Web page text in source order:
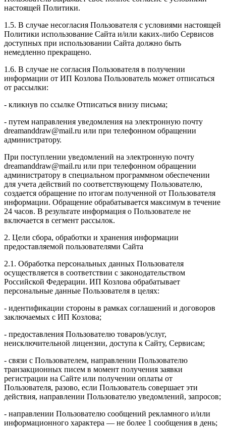
настоящей Политики.
1.5. В случае несогласия Пользователя с условиями настоящей
Политики использование Сайта и/или каких-либо Сервисов
доступных при использовании Сайта должно быть
немедленно прекращено.
1.6. В случае не согласия Пользователя в получении
информации от ИП Козлова Пользователь может отписаться
от рассылки:
- кликнув по ссылке Отписаться внизу письма;
- путем направления уведомления на электронную почту
dreamanddraw@mail.ru или при телефонном обращении
администратору.
При поступлении уведомлений на электронную почту
dreamanddraw@mail.ru или при телефонном обращении
администратору в специальном программном обеспечении
для учета действий по соответствующему Пользователю,
создается обращение по итогам полученной от Пользователя
информации. Обращение обрабатывается максимум в течение
24 часов. В результате информация о Пользователе не
включается в сегмент рассылок.
2. Цели сбора, обработки и хранения информации
предоставляемой пользователями Сайта
2.1. Обработка персональных данных Пользователя
осуществляется в соответствии с законодательством
Российской Федерации. ИП Козловa обрабатывает
персональные данные Пользователя в целях:
- идентификации стороны в рамках соглашений и договоров
заключаемых с ИП Козлова;
- предоставления Пользователю товаров/услуг,
неисключительной лицензии, доступа к Сайту, Сервисам;
- связи с Пользователем, направлении Пользователю
транзакционных писем в момент получения заявки
регистрации на Сайте или получении оплаты от
Пользователя, разово, если Пользователь совершает эти
действия, направлении Пользователю уведомлений, запросов;
- направлении Пользователю сообщений рекламного и/или
информационного характера — не более 1 сообщения в день;